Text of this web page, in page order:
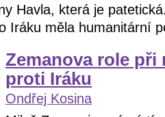
Havla, která je
Iráku měla humanitární
Zemanova role
proti Iráku
Ondřej Kosina